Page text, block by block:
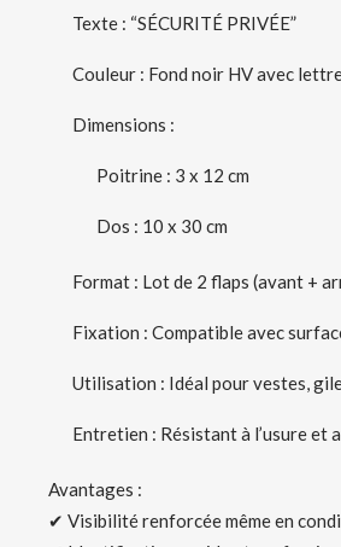
Texte : “SÉCURITÉ PRIVÉE”
Couleur : Fond noir HV avec
Dimensions :
Poitrine : 3 x 12 cm
Dos : 10 x 30 cm
Format : Lot de 2 flaps (avant +
Fixation : Compatible avec
Utilisation : Idéal pour vestes,
Entretien : Résistant à l’usure et
Avantages :
✔ Visibilité renforcée même en